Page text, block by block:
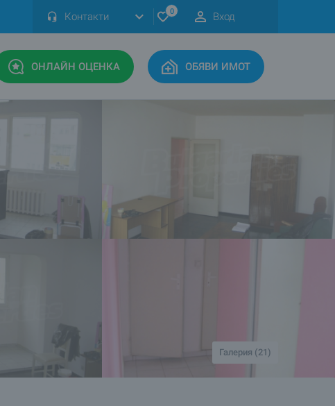
Контакти 0 Вход
ОНЛАЙН ОЦЕНКА ОБЯВИ ИМОТ
Галерия (21)